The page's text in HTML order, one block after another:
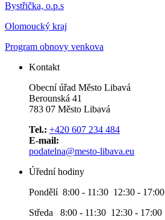
Bystřička, o.p.s
Olomoucký kraj
Program obnovy venkova
Kontakt
Obecní úřad Město Libavá
Berounská 41
783 07 Město Libavá
Tel.: +420 607 234 484
E-mail:
podatelna@mesto-libava.eu
Úřední hodiny
Pondělí 8:00 - 11:30 12:30 - 17:00
Středa 8:00 - 11:30 12:30 - 17:00